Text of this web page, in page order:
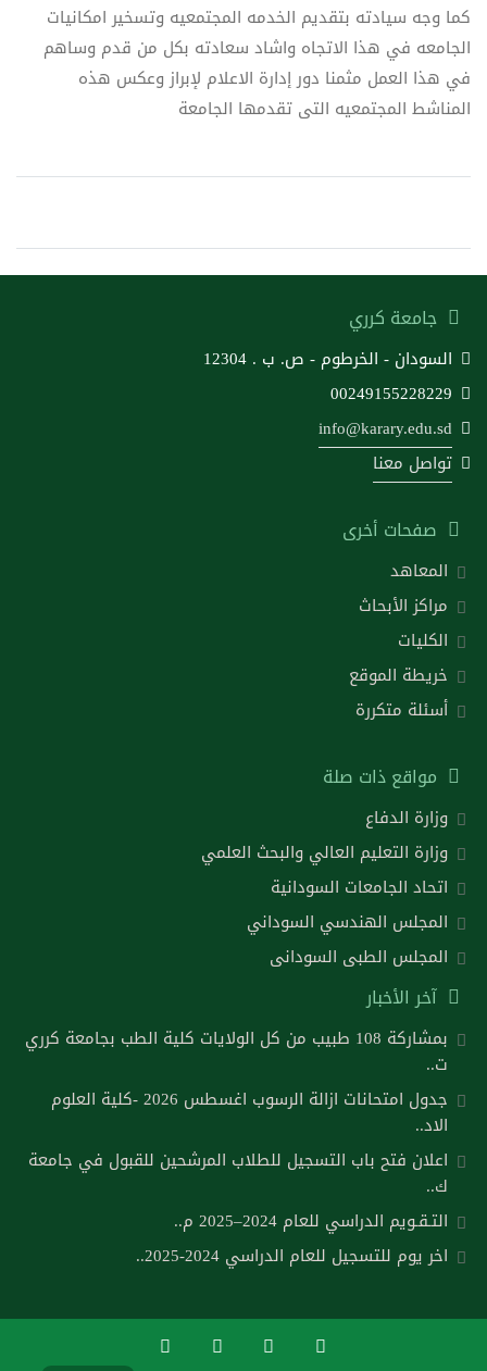
كما وجه سيادته بتقديم الخدمه المجتمعيه وتسخير امكانيات
الجامعه في هذا الاتجاه واشاد سعادته بكل من قدم وساهم
في هذا العمل مثمنا دور إدارة الاعلام لإبراز وعكس هذه
المناشط المجتمعيه التى تقدمها الجامعة
جامعة كرري
السودان - الخرطوم - ص. ب . 12304
00249155228229
info@karary.edu.sd
تواصل معنا
صفحات أخرى
المعاهد
مراكز الأبحاث
الكليات
خريطة الموقع
أسئلة متكررة
مواقع ذات صلة
وزارة الدفاع
وزارة التعليم العالي والبحث العلمي
اتحاد الجامعات السودانية
المجلس الهندسي السوداني
المجلس الطبى السودانى
آخر الأخبار
بمشاركة 108 طبيب من كل الولايات كلية الطب بجامعة كرري
ت..
جدول امتحانات ازالة الرسوب اغسطس 2026 -كلية العلوم
الاد..
اعلان فتح باب التسجيل للطلاب المرشحين للقبول في جامعة
ك..
التـقـويم الدراسي للعام 2024–2025 م..
اخر يوم للتسجيل للعام الدراسي 2024-2025..